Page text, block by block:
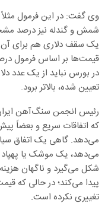
وی گفت: در این فرمول
شمش و گندله نیز درصد
یک سقف دلاری هم برای آن
قیمت‌ها بر اساس فرمول
در بورس نباید از یک عدد
تعیین شده، بالاتر برود.
رئیس انجمن سنگ‌آهن
که اتفاقات سریع و بعضاً
می‌دهد. گاهی یک اتفاق
می‌دهد، یک موشک یا
پیدا می‌کند؛ در حالی که
تغییری نکرده است.